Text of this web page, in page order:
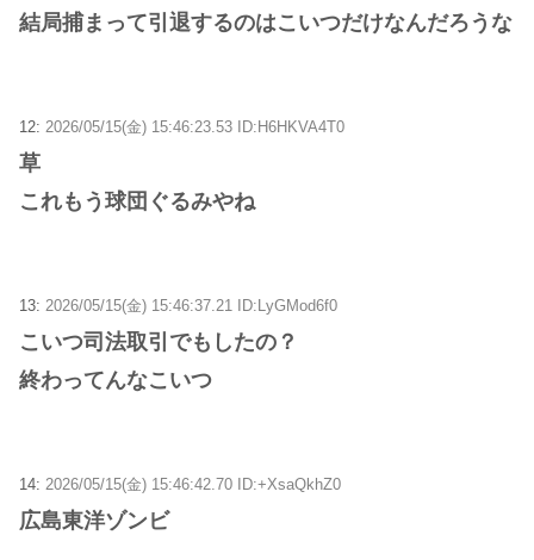
結局捕まって引退するのはこいつだけなんだろうな
12: 2026/05/15(金) 15:46:23.53 ID:H6HKVA4T0
草
これもう球団ぐるみやね
13: 2026/05/15(金) 15:46:37.21 ID:LyGMod6f0
こいつ司法取引でもしたの？
終わってんなこいつ
14: 2026/05/15(金) 15:46:42.70 ID:+XsaQkhZ0
広島東洋ゾンビ